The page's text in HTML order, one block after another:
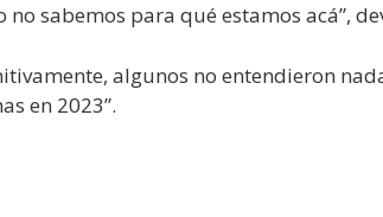
no sabemos para qué estamos acá”,
algunos no entendieron
en 2023”.